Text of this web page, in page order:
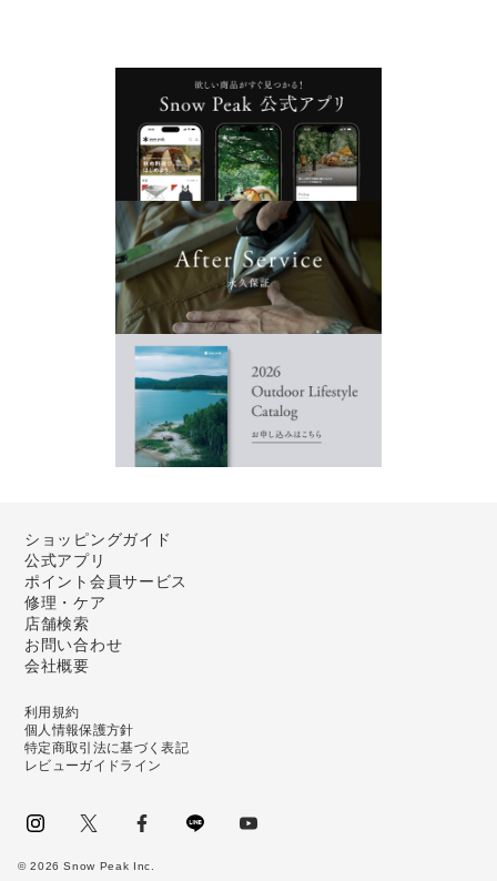
ショッピングガイド
公式アプリ
ポイント会員サービス
修理・ケア
店舗検索
お問い合わせ
会社概要
利用規約
個人情報保護方針
特定商取引法に基づく表記
レビューガイドライン
©2026 Snow Peak Inc.